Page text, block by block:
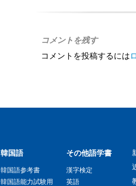
コメントを残す
コメントを投稿するには
韓国語
韓国語参考書
韓国語能力試験用
その他語学書
漢字検定
英語